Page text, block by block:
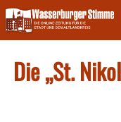
Skip
to
content
Die „St.